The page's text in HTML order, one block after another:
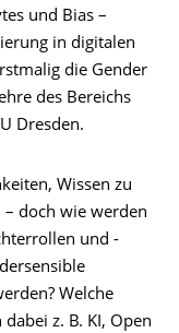
und Bias –
in digitalen
die Gender
des Bereichs
Dresden.
Wissen zu
doch wie werden
und -
Welche
z. B. KI, Open